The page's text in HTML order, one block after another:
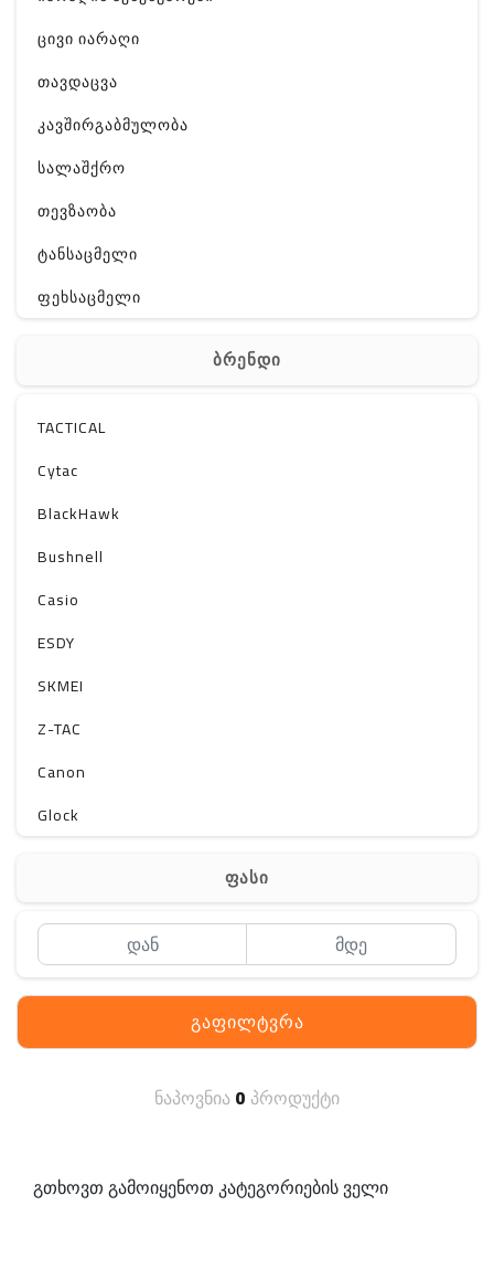
ცივი იარაღი
თავდაცვა
კავშირგაბმულობა
სალაშქრო
თევზაობა
ტანსაცმელი
ფეხსაცმელი
სხვა
Off-Road
ბრენდი
TACTICAL
Cytac
BlackHawk
Bushnell
Casio
ESDY
SKMEI
Z-TAC
Canon
Glock
Lancer Tactical
SIG SAUER
PENTAGON
ფასი
გაფილტვრა
ნაპოვნია0 პროდუქტი
გთხოვთ გამოიყენოთ კატეგორიების ველი